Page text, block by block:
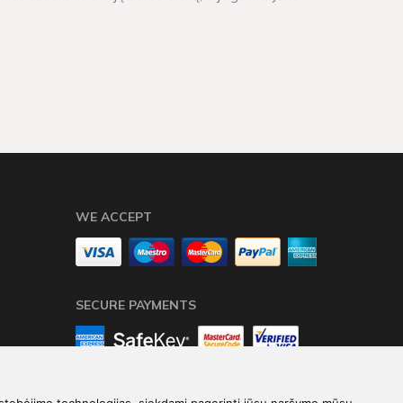
WE ACCEPT
SECURE PAYMENTS